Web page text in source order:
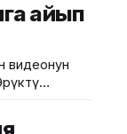
айып
видеонун